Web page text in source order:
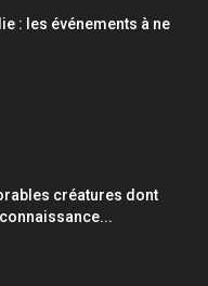
: les événements à ne
créatures dont